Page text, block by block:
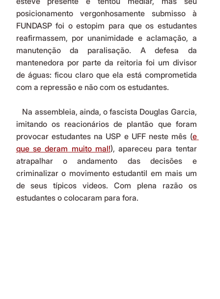
posicionamento vergonhosamente submisso à
FUNDASP foi o estopim para que os estudantes
reafirmassem, por unanimidade e aclamação, a
manutenção da paralisação. A defesa da
mantenedora por parte da reitoria foi um divisor
de águas: ficou claro que ela está comprometida
com a repressão e não com os estudantes.
imitando os reacionários de plantão que foram
provocar estudantes na USP e UFF neste mês (e
que se deram muito mal!), apareceu para tentar
atrapalhar o andamento das decisões e
criminalizar o movimento estudantil em mais um
de seus típicos videos. Com plena razão os
estudantes o colocaram para fora.